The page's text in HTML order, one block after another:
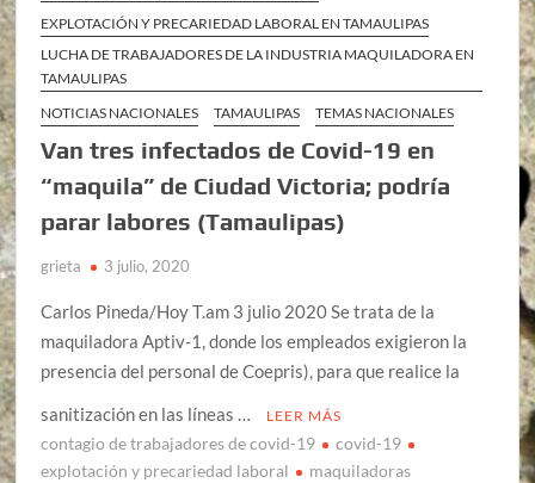
EXPLOTACIÓN Y PRECARIEDAD LABORAL EN TAMAULIPAS
LUCHA DE TRABAJADORES DE LA INDUSTRIA MAQUILADORA EN
TAMAULIPAS
NOTICIAS NACIONALES
TAMAULIPAS TEMAS NACIONALES
Van tres infectados de Covid-19 en
“maquila” de Ciudad Victoria; podría
parar labores (Tamaulipas)
grieta 3 julio, 2020
Carlos Pineda/Hoy T.am 3 julio 2020 Se trata de la
maquiladora Aptiv-1, donde los empleados exigieron la
presencia del personal de Coepris), para que realice la
sanitización en las líneas …
LEER MÁS
contagio de trabajadores de covid-19
covid-19
explotación y precariedad laboral
maquiladoras